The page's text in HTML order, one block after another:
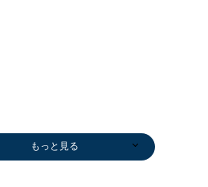
の他パンツ
ット/セータ
ーディガン
の他パンツ
ブーツ/ブーテ
ィー
カーディガン
￥12,320
もっと見る